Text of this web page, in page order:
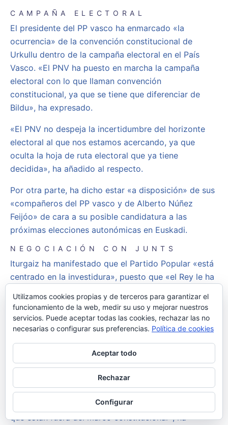
CAMPAÑA ELECTORAL
El presidente del PP vasco ha enmarcado «la
ocurrencia» de la convención constitucional de
Urkullu dentro de la campaña electoral en el País
Vasco. «El PNV ha puesto en marcha la campaña
electoral con lo que llaman convención
constitucional, ya que se tiene que diferenciar de
Bildu», ha expresado.
«El PNV no despeja la incertidumbre del horizonte
electoral al que nos estamos acercando, ya que
oculta la hoja de ruta electoral que ya tiene
decidida», ha añadido al respecto.
Por otra parte, ha dicho estar «a disposición» de sus
«compañeros del PP vasco y de Alberto Núñez
Feijóo» de cara a su posible candidatura a las
próximas elecciones autonómicas en Euskadi.
NEGOCIACIÓN CON JUNTS
Iturgaiz ha manifestado que el Partido Popular «está
centrado en la investidura», puesto que «el Rey le ha
dialogar con los partidos políticos para conformar
gobierno».
con Junts. «Es un mandato real. La línea roja es Bildu
porque no es un partido democrático, ya que
justifica lo injustificable. Hablaremos con Junts
dentro del marco constitucional, pero no se va a
negociar lo que pretende Puigdemont o dirigentes
que están fuera del marco constitucional», ha
Utilizamos cookies propias y de terceros para garantizar el
funcionamiento de la web, medir su uso y mejorar nuestros
servicios. Puede aceptar todas las cookies, rechazar las no
necesarias o configurar sus preferencias. Política de cookies
Aceptar todo
Rechazar
Configurar